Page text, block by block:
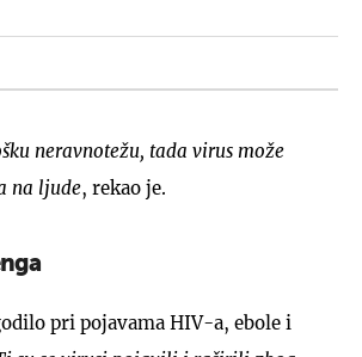
neravnotežu, tada virus može
na ljude, rekao je.
pri pojavama HIV-a, ebole i